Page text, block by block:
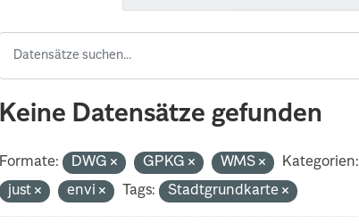
Keine Datensätze gefunden
Formate: DWG GPKG WMS Kategorien:
just
envi Tags: Stadtgrundkarte